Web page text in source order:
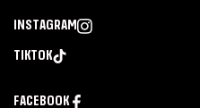
INSTAGRAM
FACEBOOK
TIKTOK